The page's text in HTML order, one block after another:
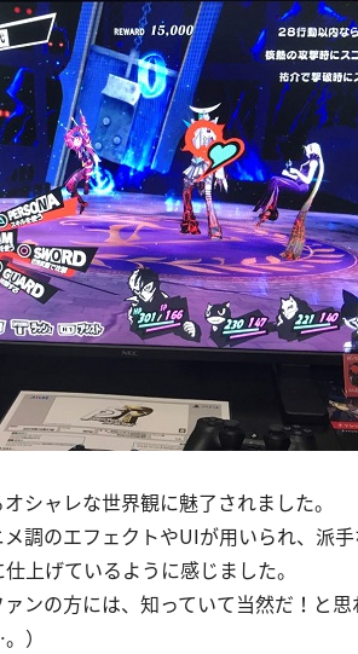
シャレな世界観に魅了されました。
調のエフェクトやUIが用いられ、派手
上げているように感じました。
ァンの方には、知っていて当然だ！と
）